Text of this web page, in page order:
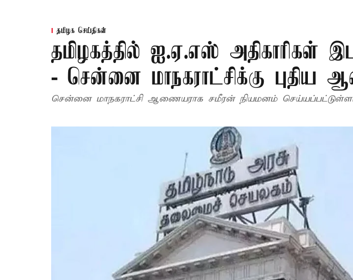
தமிழக செய்திகள்
தமிழகத்தில் ஐ.ஏ.எஸ் அதிகாரிகள்
- சென்னை மாநகராட்சிக்கு புதிய
சென்னை மாநகராட்சி ஆணையராக சமீரன் நியமனம்